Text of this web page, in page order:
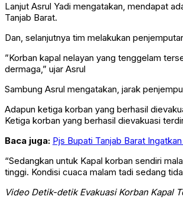
Lanjut Asrul Yadi mengatakan, mendapat
Tanjab Barat.
Dan, selanjutnya tim melakukan
”Korban kapal nelayan yang tenggelam
dermaga,” ujar Asrul
Sambung Asrul mengatakan, jarak
Adapun ketiga korban yang berhasil
Ketiga korban yang berhasil dievakuasi
Baca juga: Pjs Bupati Tanjab Barat
“Sedangkan untuk Kapal korban sendiri
tinggi. Kondisi cuaca malam tadi sedang
Video Detik-detik Evakuasi Korban Kapal